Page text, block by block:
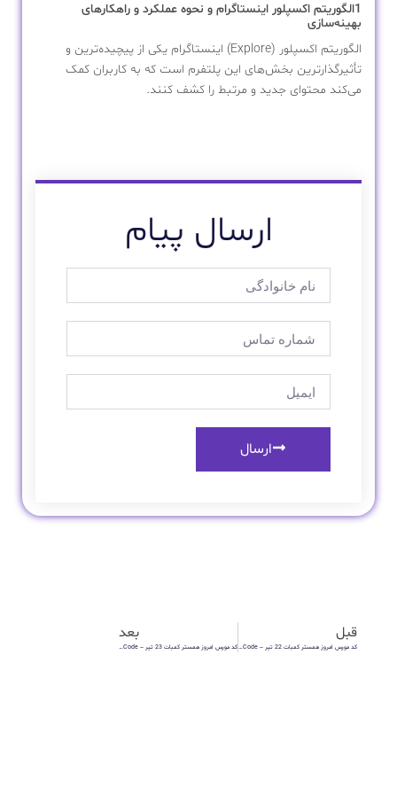
1الگوریتم اکسپلور اینستاگرام و نحوه عملکرد و راهکارهای
بهینه‌سازی
الگوریتم اکسپلور (Explore) اینستاگرام یکی از پیچیده‌ترین و
تأثیرگذارترین بخش‌های این پلتفرم است که به کاربران کمک
می‌کند محتوای جدید و مرتبط را کشف کنند.
ارسال پیام
ارسال
قبل
کد مورس امروز همستر کمبات 22 تیر – Hamster Kombat Morse Code
بعد
کد مورس امروز همستر کمبات 23 تیر – Hamster Kombat Morse Code